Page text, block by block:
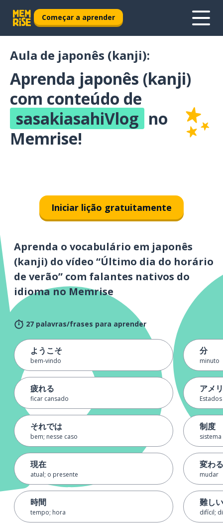
Começar a aprender
Aula de japonês (kanji):
Aprenda japonês (kanji)
com conteúdo de
sasakiasahiVlog no
Memrise!
Iniciar lição gratuitamente
Aprenda o vocabulário em japonês
(kanji) do vídeo “Último dia do horário
de verão” com falantes nativos do
idioma no Memrise
27 palavras/frases para aprender
ようこそ
bem-vindo
疲れる
ficar cansado
それでは
bem; nesse caso
現在
atual; o presente
時間
tempo; hora
分
minuto
アメ
制度
sistema
変わる
mudar
難しい
difícil;